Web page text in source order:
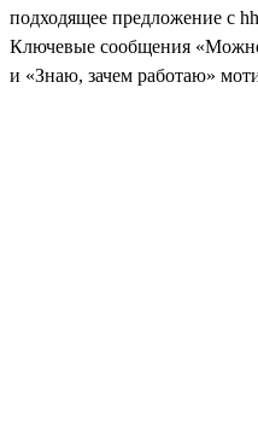
подходящее предложение с
Ключевые сообщения
и «Знаю, зачем работаю»